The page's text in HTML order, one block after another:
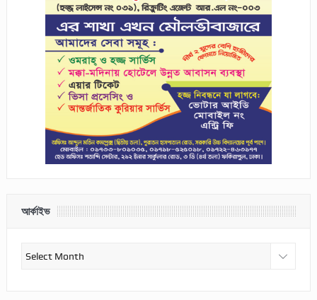
আর্কাইভ
আর্কাইভ